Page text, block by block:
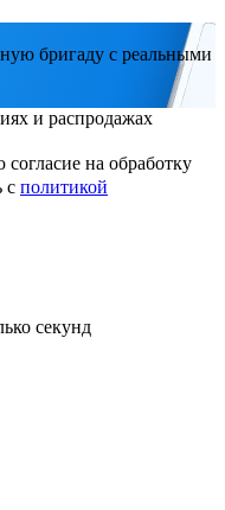
бригаду с реальными
и распродажах
согласие на обработку
с политикой
секунд